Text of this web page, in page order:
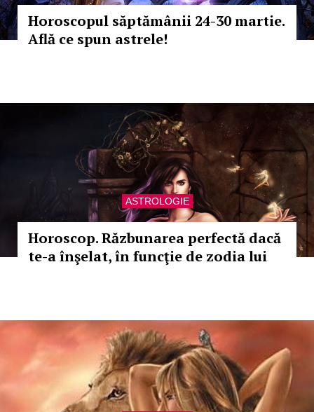
Horoscopul săptămânii 24-30 martie.
Află ce spun astrele!
ASTROLOGIE
Horoscop. Răzbunarea perfectă dacă
te-a înşelat, în funcţie de zodia lui